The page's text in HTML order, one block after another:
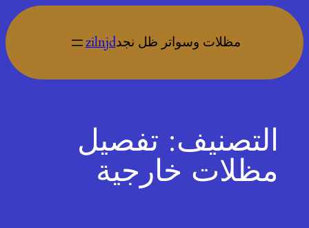
تخطى
إلى
المحتوى
مظلات وسواتر ظل نجدzilnjd
التصنيف: تفصيل
مظلات خارجية